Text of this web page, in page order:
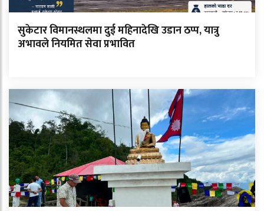
सुकेटार विमानस्थलमा दुई महिनादेखि उडान ठप्प, यात्रु
अभावले नियमित सेवा प्रभावित